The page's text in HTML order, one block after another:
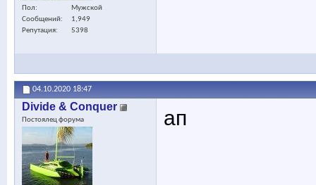
Пол
Мужской
Сообщений
1,949
Репутация
5398
04.10.2020 18:47
Divide & Conquer
Постоялец форума ап